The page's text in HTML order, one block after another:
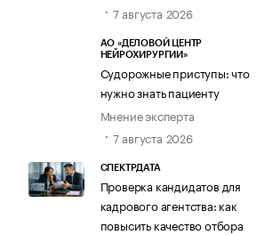
7 августа 2026
АО «ДЕЛОВОЙ ЦЕНТР
НЕЙРОХИРУРГИИ»
Судорожные приступы: что
нужно знать пациенту
Мнение эксперта
7 августа 2026
СПЕКТРДАТА
Проверка кандидатов для
кадрового агентства: как
повысить качество отбора